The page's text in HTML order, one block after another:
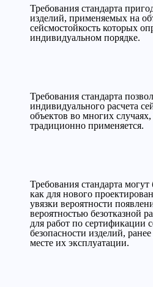
Требования стандарта
изделий, применяемых на
сейсмостойкость которых
индивидуальном порядке.
Требования стандарта
индивидуального расчета
объектов во многих случаях,
традиционно
Требования стандарта
как для нового
увязки вероятности
вероятностью безотказной
для работ по сертификации
безопасности изделий,
месте их эксплуатации.